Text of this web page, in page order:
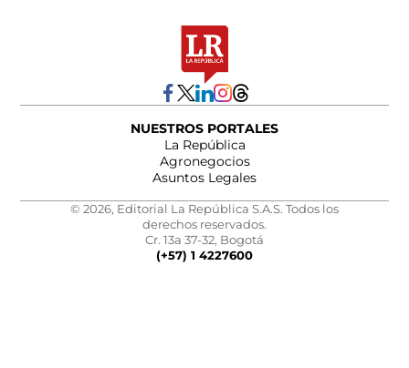
NUESTROS PORTALES
La República
Agronegocios
Asuntos Legales
© 2026, Editorial La República S.A.S. Todos los
derechos reservados.
Cr. 13a 37-32, Bogotá
(+57) 1 4227600